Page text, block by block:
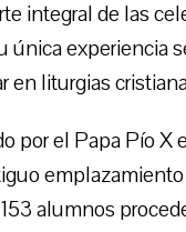
integral de las
experiencia
en liturgias
el Papa Pío X
alumnos